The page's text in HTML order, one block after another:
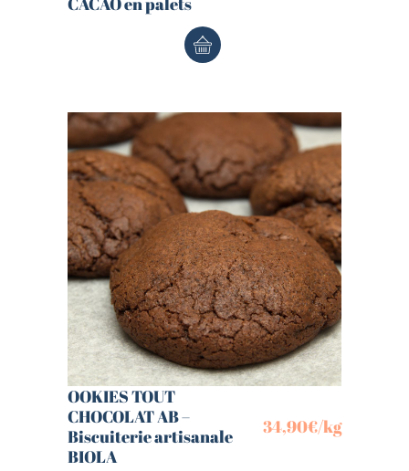
OOKIES TOUT
CHOCOLAT AB –
Biscuiterie artisanale
BIOLA
34,90€/kg